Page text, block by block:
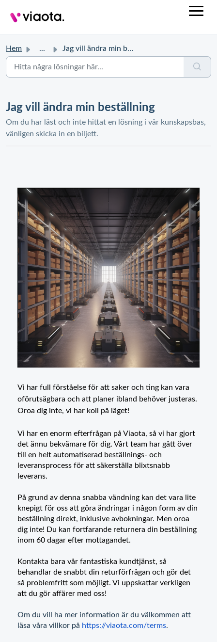
Hem ... Jag vill ändra min beställning
Jag vill ändra min beställning
Om du har läst och inte hittat en lösning i vår kunskapsbas,
vänligen skicka in en biljett.
Vi har full förståelse för att saker och ting kan vara
oförutsägbara och att planer ibland behöver justeras.
Oroa dig inte, vi har koll på läget!
Vi har en enorm efterfrågan på Viaota, så vi har gjort
det ännu bekvämare för dig. Vårt team har gått över
till en helt automatiserad beställnings- och
leveransprocess för att säkerställa blixtsnabb
leverans.
På grund av denna snabba vändning kan det vara lite
knepigt för oss att göra ändringar i någon form av din
beställning direkt, inklusive avbokningar. Men oroa
dig inte! Du kan fortfarande returnera din beställning
inom 60 dagar efter mottagandet.
Kontakta bara vår fantastiska kundtjänst, så
behandlar de snabbt din returförfrågan och gör det
så problemfritt som möjligt. Vi uppskattar verkligen
att du gör affärer med oss!
Om du vill ha mer information är du välkommen att
läsa våra villkor på https://viaota.com/terms.